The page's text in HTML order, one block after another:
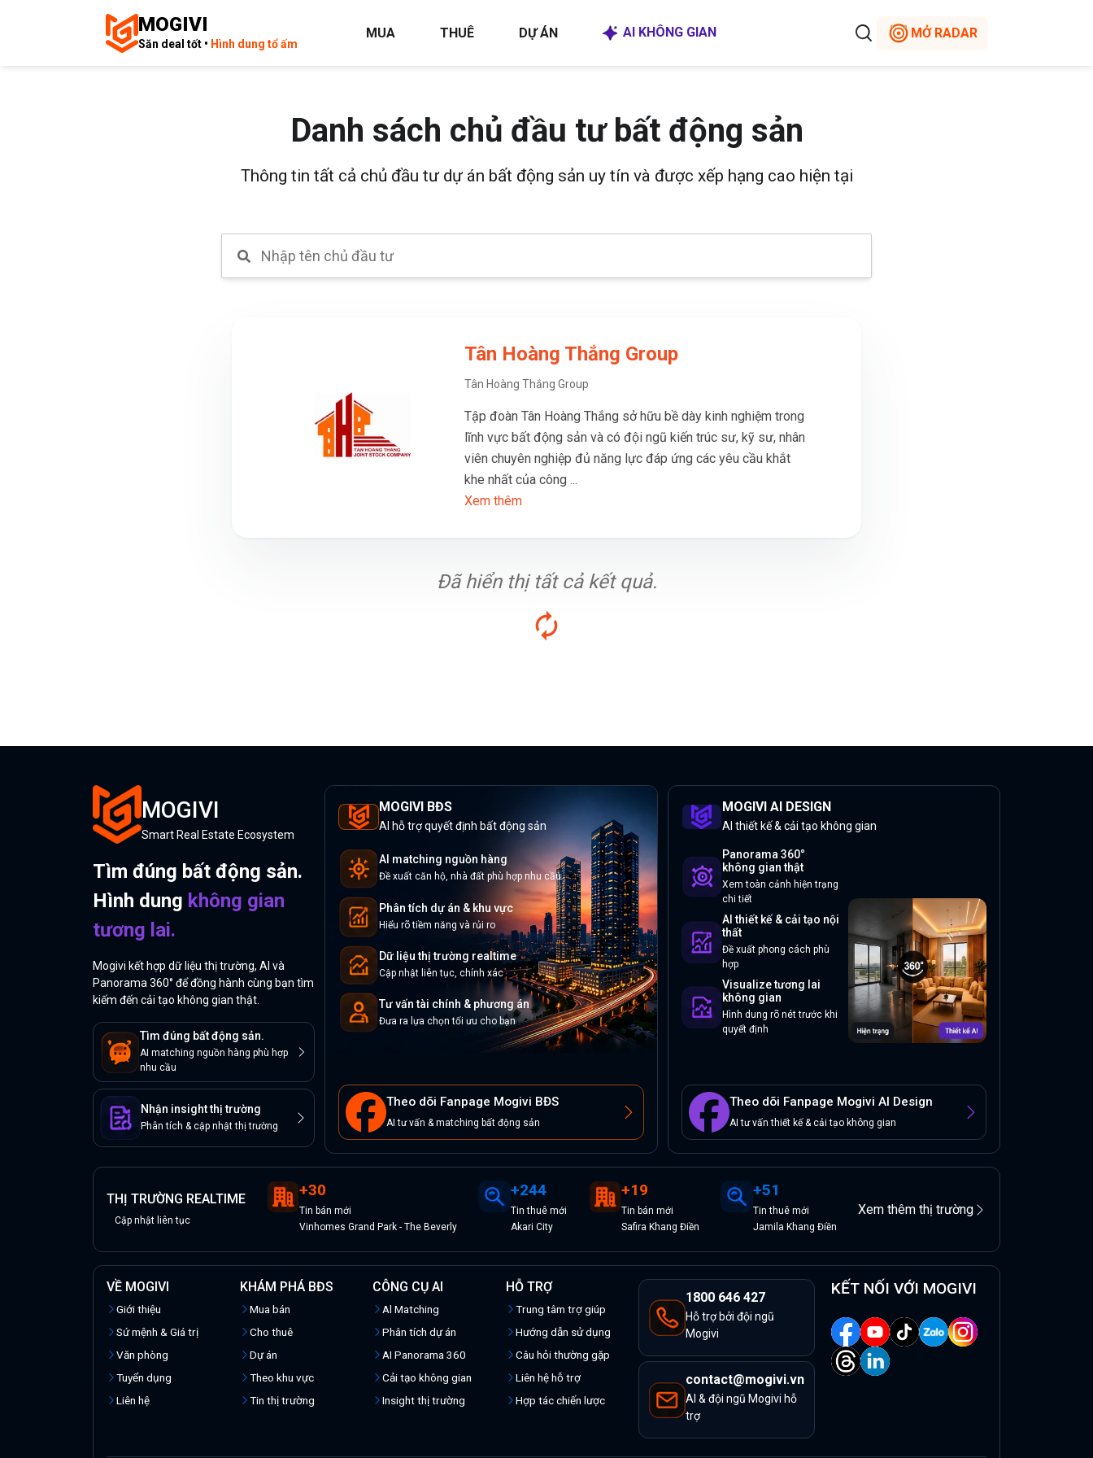
MOGIVI
Săn deal tốt • Hình dung tổ ấm
MUA THUÊ DỰ ÁN AI KHÔNG GIAN MỞ RADAR
Danh sách chủ đầu tư bất động sản
Thông tin tất cả chủ đầu tư dự án bất động sản uy tín và được xếp hạng cao hiện tại
Tân Hoàng Thắng Group
Tân Hoàng Thắng Group
Tập đoàn Tân Hoàng Thắng sở hữu bề dày kinh nghiệm trong
lĩnh vực bất động sản và có đội ngũ kiến trúc sư, kỹ sư, nhân
viên chuyên nghiệp đủ năng lực đáp ứng các yêu cầu khắt
khe nhất của công ...
Xem thêm
Đã hiển thị tất cả kết quả.
MOGIVI
Smart Real Estate Ecosystem
Tìm đúng bất động sản.
Hình dung không gian
tương lai.
Mogivi kết hợp dữ liệu thị trường, AI và
Panorama 360° để đồng hành cùng bạn tìm
kiếm đến cải tạo không gian thật.
Tìm đúng bất động sản.
AI matching nguồn hàng phù hợp
nhu cầu
Nhận insight thị trường
Phân tích & cập nhật thị trường
MOGIVI BĐS
AI hỗ trợ quyết định bất động sản
AI matching nguồn hàng
Đề xuất căn hộ, nhà đất phù hợp nhu cầu
Phân tích dự án & khu vực
Hiểu rõ tiềm năng và rủi ro
Dữ liệu thị trường realtime
Cập nhật liên tục, chính xác
Tư vấn tài chính & phương án
Đưa ra lựa chọn tối ưu cho bạn
Theo dõi Fanpage Mogivi BĐS
AI tư vấn & matching bất động sản
MOGIVI AI DESIGN
AI thiết kế & cải tạo không gian
Panorama 360°
không gian thật
Xem toàn cảnh hiện trạng
chi tiết
AI thiết kế & cải tạo nội
thất
Đề xuất phong cách phù
hợp
Visualize tương lai
không gian
Hình dung rõ nét trước khi
quyết định
Theo dõi Fanpage Mogivi AI Design
AI tư vấn thiết kế & cải tạo không gian
THỊ TRƯỜNG REALTIME
Cập nhật liên tục
+30
Tin bán mới
Vinhomes Grand Park - The Beverly
+244
Tinthuê mới
Akari City
+19
Tin bán mới
Safira Khang Điền
+51
Tinthuêmới
Jamila Khang Điền
Xem thêm thị trường
VỀ MOGIVI
Giới thiệu
Sứ mệnh & Giá trị
Văn phòng
Tuyển dụng
Liên hệ
KHÁM PHÁ BĐS
Mua bán
Cho thuê
Dự án
Theo khu vực
Tin thị trường
CÔNG CỤ AI
Al Matching
Phân tích dự án
AI Panorama 360
Cải tạo không gian
Insight thị trường
HỖ TRỢ
Trung tâm trợ giúp
Hướng dẫn sử dụng
Câu hỏi thường gặp
Liên hệ hỗ trợ
Hợp tác chiến lược
1800 646 427
Hỗ trợ bởi đội ngũ
Mogivi
contact@mogivi.vn
AI & đội ngũ Mogivi hỗ
trợ
KẾT NỐI VỚI MOGIVI